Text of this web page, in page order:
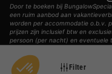
Filter
Door te boeken bij
een ruim aanbod aan
worden per accommodatie o.b.v.
prijzen zijn inclusief btw en
persoon (per nacht) en eventuele
© 2002 - 2025 AddGuests B.V.